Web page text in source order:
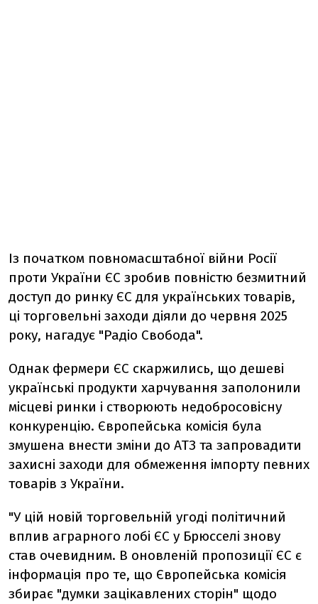
Із початком повномасштабної війни Росії
проти України ЄС зробив повністю безмитний
доступ до ринку ЄС для українських товарів,
ці торговельні заходи діяли до червня 2025
року, нагадує "Радіо Свобода".
Однак фермери ЄС скаржились, що дешеві
українські продукти харчування заполонили
місцеві ринки і створюють недобросовісну
конкуренцію. Європейська комісія була
змушена внести зміни до АТЗ та запровадити
захисні заходи для обмеження імпорту певних
товарів з України.
"У цій новій торговельній угоді політичний
вплив аграрного лобі ЄС у Брюсселі знову
став очевидним. В оновленій пропозиції ЄС є
інформація про те, що Європейська комісія
збирає "думки зацікавлених сторін" щодо